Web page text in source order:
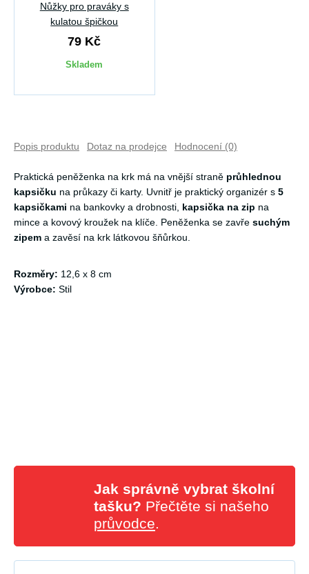
Nůžky pro praváky s
kulatou špičkou
79 Kč
Skladem
Popis produktu Dotaz na prodejce Hodnocení (0)
Praktická peněženka na krk má na vnější straně průhlednou
kapsičku na průkazy či karty. Uvnitř je praktický organizér s 5
kapsičkami na bankovky a drobnosti, kapsička na zip na
mince a kovový kroužek na klíče. Peněženka se zavře suchým
zipem a zavěsí na krk látkovou šňůrkou.
Rozměry: 12,6 x 8 cm
Výrobce: Stil
Jak správně vybrat školní
tašku? Přečtěte si našeho
průvodce.